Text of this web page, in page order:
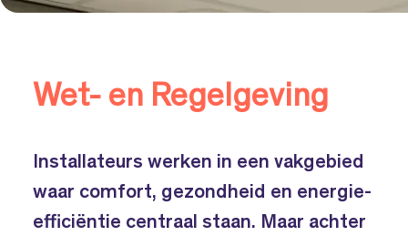
Wet- en Regelgeving
Installateurs werken in een vakgebied
waar comfort, gezondheid en energie-
efficiëntie centraal staan. Maar achter